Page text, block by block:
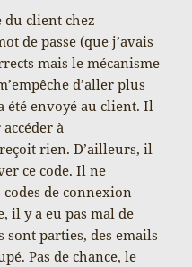
du client chez
de passe (que j’avais
mais le mécanisme
d’aller plus
été envoyé au client. Il
à
rien. D’ailleurs, il
ce code. Il ne
de connexion
il y a eu pas mal de
sont parties, des emails
Pas de chance, le